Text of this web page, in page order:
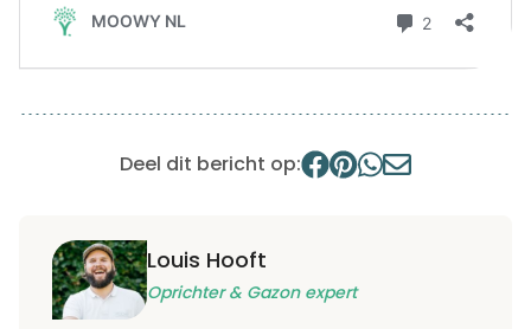
Deel dit bericht op:
Louis Hooft
Oprichter & Gazon expert